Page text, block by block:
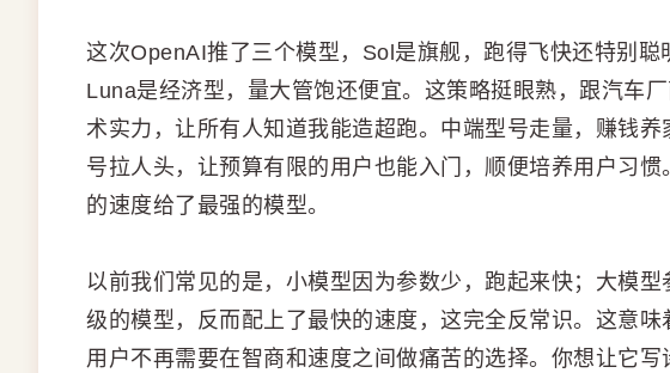
这次OpenAI推了三个模型，Sol是旗舰，跑得飞快还特别聪
Luna是经济型，量大管饱还便宜。这策略挺眼熟，跟汽车
术实力，让所有人知道我能造超跑。中端型号走量，赚钱
号拉人头，让预算有限的用户也能入门，顺便培养用户习
的速度给了最强的模型。
以前我们常见的是，小模型因为参数少，跑起来快；大模
级的模型，反而配上了最快的速度，这完全反常识。这意味
用户不再需要在智商和速度之间做痛苦的选择。你想让它